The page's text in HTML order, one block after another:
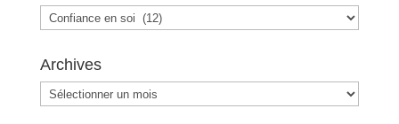
Catégories
Archives
Archives